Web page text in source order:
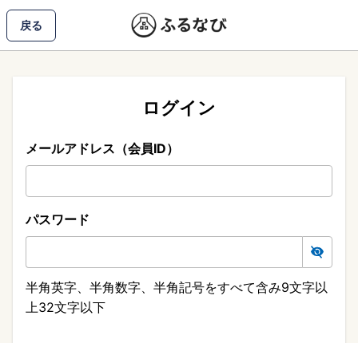
戻る
ログイン
メールアドレス（会員ID）
パスワード
半角英字、半角数字、半角記号をすべて含み9文字以
上32文字以下